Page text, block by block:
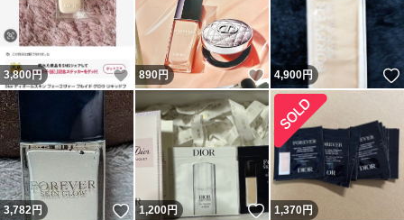
3,800円 いいね！
890円 いいね！
4,900円
3,782円 いいね！
1,200円 いいね！
1,370円